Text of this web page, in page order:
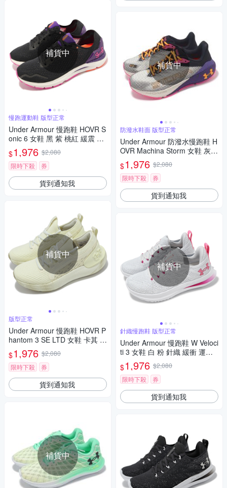
補貨中
慢跑運動鞋 版型正常
Under Armour 慢跑鞋 HOVR S
onic 6 女鞋 黑 紫 桃紅 緩震 透
氣 運動鞋 UA 3026128002
$1,976 $2,080
限時下殺
券
貨到通知我
補貨中
版型正常
Under Armour 慢跑鞋 HOVR P
hantom 3 SE LTD 女鞋 卡其 針
織 緩衝 運動鞋 UA 302729010
0
$1,976 $2,080
限時下殺
券
貨到通知我
補貨中
補貨中
防潑水鞋面 版型正常
Under Armour 防潑水慢跑鞋 H
OVR Machina Storm 女鞋 灰黑
紫 運動鞋 UA 3026551300
$1,976 $2,080
限時下殺
券
貨到通知我
補貨中
針織慢跑鞋 版型正常
Under Armour 慢跑鞋 W Veloci
ti 3 女鞋 白 粉 針織 緩衝 運動
鞋 UA 3026124105
$1,976 $2,080
限時下殺
券
貨到通知我